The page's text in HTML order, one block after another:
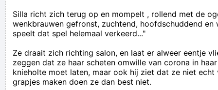
Silla richt zich terug op en mompelt , rollend met de
wenkbrauwen gefronst, zuchtend, hoofdschuddend en
speelt dat spel helemaal verkeerd..."
Ze draait zich richting salon, en laat er alweer eentje
zeggen dat ze haar scheten omwille van corona in
knieholte moet laten, maar ook hij ziet dat ze niet echt
grapjes maken doen ze dan best niet.